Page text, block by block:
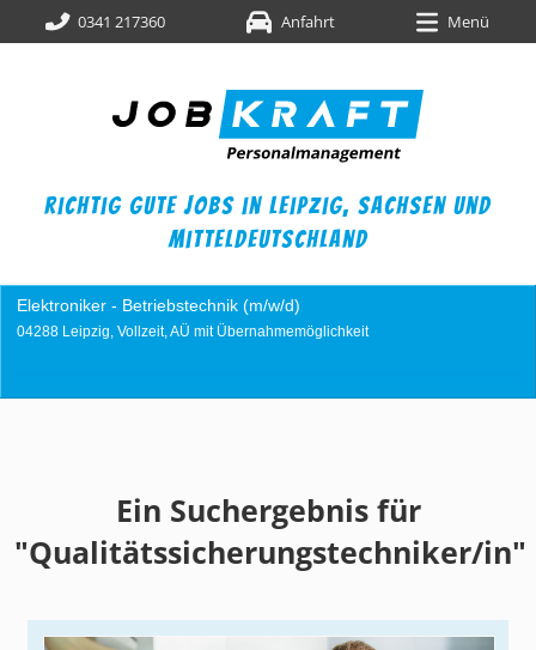
0341 217360 Anfahrt Menü
richtig gute jobs in leipzig, sachsen und
mitteldeutschland
(m/w/d)
04249 Leipzig, Vollzeit, AÜ
Ein Suchergebnis für
"Qualitätssicherungstechniker/in"